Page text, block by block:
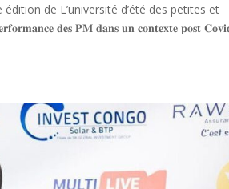
de L’université d’été des petites et
𝐝𝐞𝐬 𝐏𝐌 𝐝𝐚𝐧𝐬 𝐮𝐧 𝐜𝐨𝐧𝐭𝐞𝐱𝐭𝐞 𝐩𝐨𝐬𝐭